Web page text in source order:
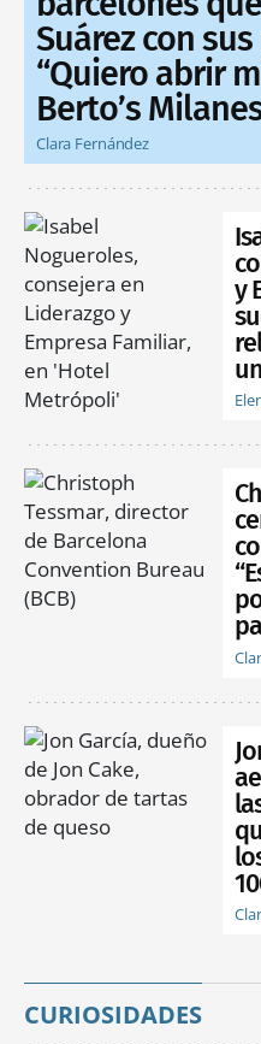
Suárez con
“Quiero abrir
Berto’s
Clara Fernández
y
CURIOSIDADES